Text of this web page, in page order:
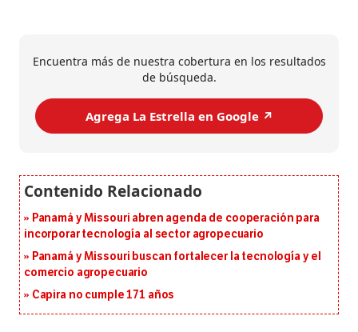
Encuentra más de nuestra cobertura en los resultados
de búsqueda.
Agrega La Estrella en Google ↗️
Panamá y Missouri abren agenda de cooperación para
incorporar tecnología al sector agropecuario
Panamá y Missouri buscan fortalecer la tecnología y el
comercio agropecuario
Capira no cumple 171 años